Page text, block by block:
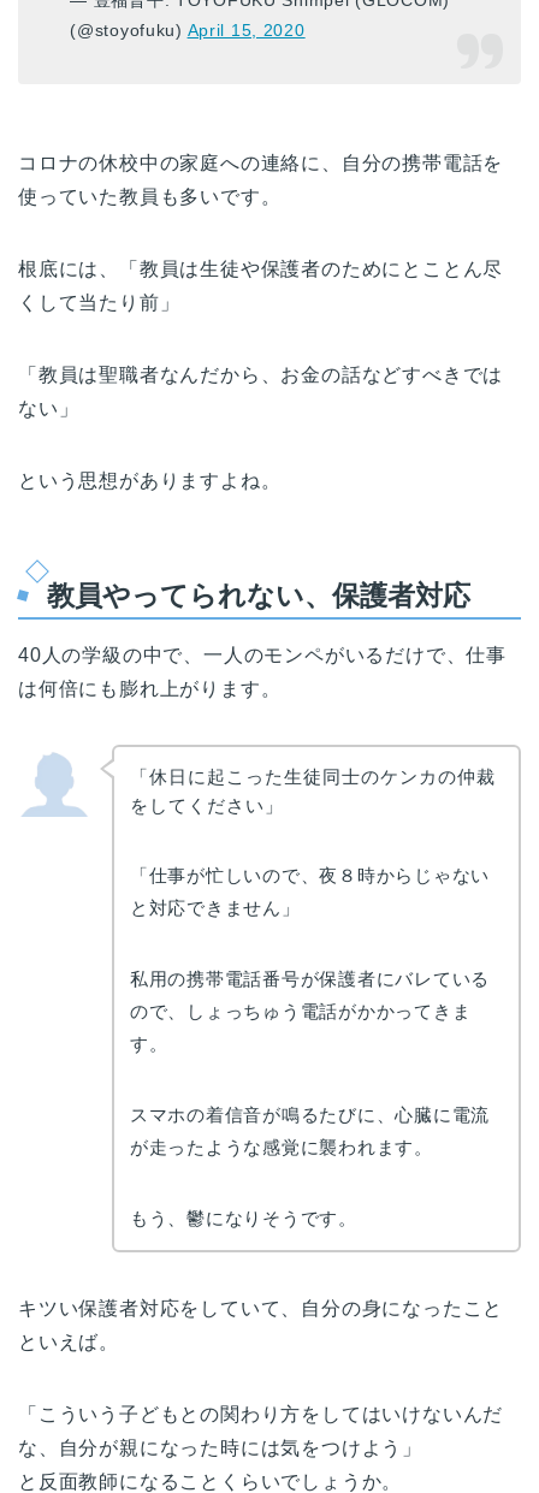
(@stoyofuku) April 15, 2020
コロナの休校中の家庭への連絡に、自分の携帯電話を
使っていた教員も多いです。
根底には、「教員は生徒や保護者のためにとことん尽
くして当たり前」
「教員は聖職者なんだから、お金の話などすべきでは
ない」
という思想がありますよね。
教員やってられない、保護者対応
40人の学級の中で、一人のモンペがいるだけで、仕事
は何倍にも膨れ上がります。
「休日に起こった生徒同士のケンカの仲裁
をしてください」
「仕事が忙しいので、夜８時からじゃない
と対応できません」
私用の携帯電話番号が保護者にバレている
ので、しょっちゅう電話がかかってきま
す。
スマホの着信音が鳴るたびに、心臓に電流
が走ったような感覚に襲われます。
もう、鬱になりそうです。
キツい保護者対応をしていて、自分の身になったこと
といえば。
「こういう子どもとの関わり方をしてはいけないんだ
な、自分が親になった時には気をつけよう」
と反面教師になることくらいでしょうか。